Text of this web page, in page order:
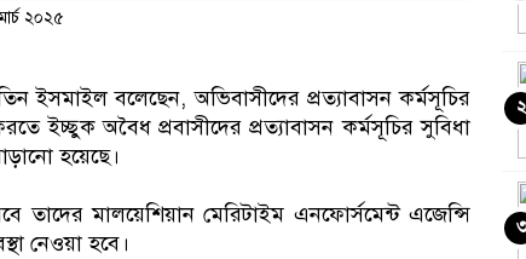
আগামী নির্বাচনে প্রবাসীদের
২০২৫
ইসমাইল বলেছেন, অভিবাসীদের প্রত্যাবাসন কর্মসূচির
ইচ্ছুক অবৈধ প্রবাসীদের প্রত্যাবাসন কর্মসূচির সুবিধা
হয়েছে।
তাদের মালয়েশিয়ান মেরিটাইম এনফোর্সমেন্ট এজেন্সি
নেওয়া হবে।
২
৩